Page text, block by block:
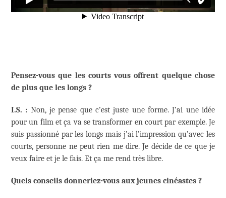
Pensez-vous que les courts vous offrent quelque chose
de plus que les longs ?
I.S. : Non, je pense que c’est juste une forme. J’ai une idée
pour un film et ça va se transformer en court par exemple. Je
suis passionné par les longs mais j’ai l’impression qu’avec les
courts, personne ne peut rien me dire. Je décide de ce que je
veux faire et je le fais. Et ça me rend très libre.
Quels conseils donneriez-vous aux jeunes cinéastes ?